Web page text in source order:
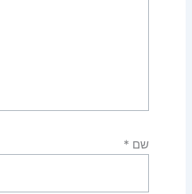
שם *